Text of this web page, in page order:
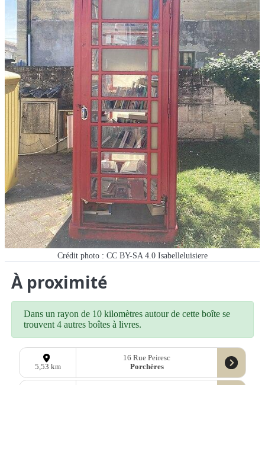
Crédit photo : CC BY-SA 4.0 Isabelleluisiere
À proximité
Dans un rayon de 10 kilomètres autour de cette boîte se
trouvent 4 autres boîtes à livres.
5,53 km
16 Rue Peiresc
Porchères